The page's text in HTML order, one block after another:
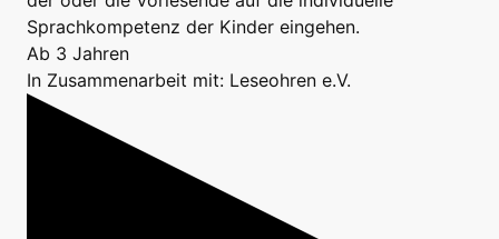
Sprachkompetenz der Kinder eingehen.
Ab 3 Jahren
In Zusammenarbeit mit: Leseohren e.V.